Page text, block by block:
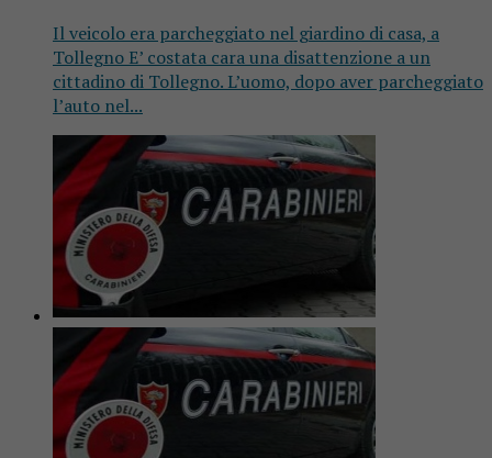
Il veicolo era parcheggiato nel giardino di casa, a
Tollegno E’ costata cara una disattenzione a un
cittadino di Tollegno. L’uomo, dopo aver parcheggiato
l’auto nel...